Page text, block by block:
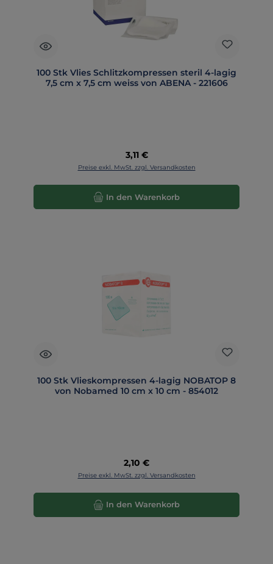
100 Stk Vlies Schlitzkompressen steril 4-lagig
7,5 cm x 7,5 cm weiss von ABENA - 221606
Regulärer Preis:
3,11 €
Preise exkl. MwSt. zzgl. Versandkosten
In den Warenkorb
100 Stk Vlieskompressen 4-lagig NOBATOP 8
von Nobamed 10 cm x 10 cm - 854012
Regulärer Preis:
2,10 €
Preise exkl. MwSt. zzgl. Versandkosten
In den Warenkorb